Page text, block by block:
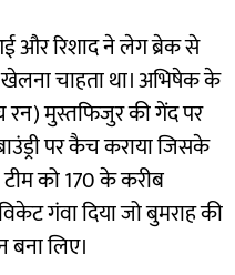
और रिशाद ने लेग ब्रेक से
चाहता था। अभिषेक के
रन) मुस्तफिजुर की गेंद पर
पर कैच कराया जिसके
टीम को 170 के करीब
गंवा दिया जो बुमराह की
लिए।